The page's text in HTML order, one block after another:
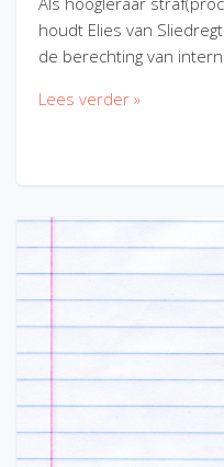
houdt Elies van
de berechting van
Lees verder »